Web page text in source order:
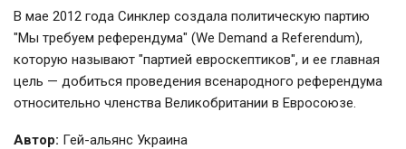
В мае 2012 года Синклер создала политическую партию
"Мы требуем референдума" (We Demand a Referendum),
которую называют "партией евроскептиков", и ее главная
цель — добиться проведения всенародного референдума
относительно членства Великобритании в Евросоюзе.
Автор: Гей-альянс Украина